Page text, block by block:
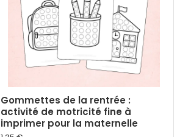
Gommettes de la rentrée :
activité de motricité fine à
imprimer pour la maternelle